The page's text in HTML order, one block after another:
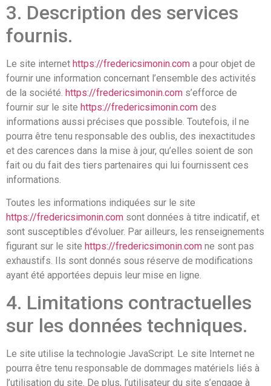
3. Description des services
fournis.
Le site internet https://fredericsimonin.com a pour objet de
fournir une information concernant l’ensemble des activités
de la société. https://fredericsimonin.com s’efforce de
fournir sur le site https://fredericsimonin.com des
informations aussi précises que possible. Toutefois, il ne
pourra être tenu responsable des oublis, des inexactitudes
et des carences dans la mise à jour, qu’elles soient de son
fait ou du fait des tiers partenaires qui lui fournissent ces
informations.
Toutes les informations indiquées sur le site
https://fredericsimonin.com sont données à titre indicatif, et
sont susceptibles d’évoluer. Par ailleurs, les renseignements
figurant sur le site https://fredericsimonin.com ne sont pas
exhaustifs. Ils sont donnés sous réserve de modifications
ayant été apportées depuis leur mise en ligne.
4. Limitations contractuelles
sur les données techniques.
Le site utilise la technologie JavaScript. Le site Internet ne
pourra être tenu responsable de dommages matériels liés à
l’utilisation du site. De plus, l’utilisateur du site s’engage à